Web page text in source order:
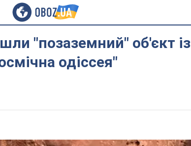
"позаземний" об'єкт із
одіссея"